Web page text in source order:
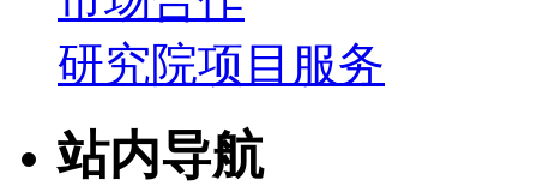
研究院项目服务
站内导航